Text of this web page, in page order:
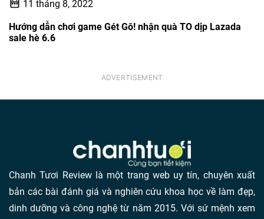
11 tháng 8, 2022
Hướng dẫn chơi game Gét Gô! nhận quà TO dịp Lazada
sale hè 6.6
Chanh Tươi Review là một trang web uy tín, chuyên xuất
bản các bài đánh giá và nghiên cứu khoa học về làm đẹp,
dinh dưỡng và công nghệ từ năm 2015. Với sứ mệnh xem